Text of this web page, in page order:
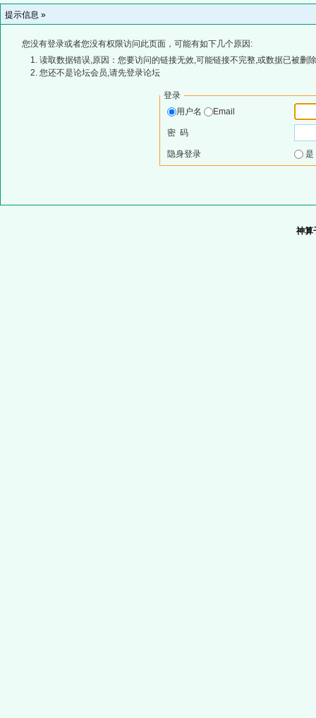
提示信息 »
您没有登录或者您没有权限访问此页面，可能有如下几个原因:
读取数据错误,原因：您要访问的链接无效,可能链接不完整,或数据已被删
您还不是论坛会员,请先登录论坛
登录
用户名
Email
密 码
隐身登录
神算